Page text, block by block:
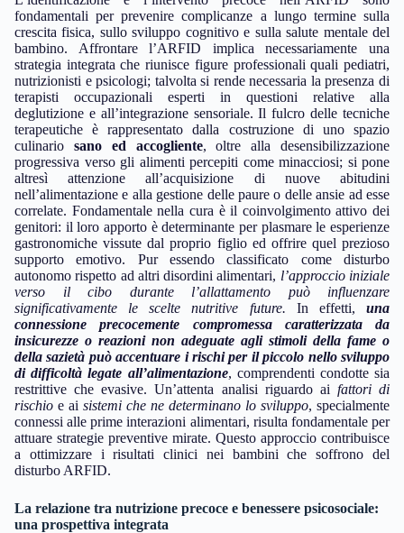
fondamentali per prevenire complicanze a lungo termine sulla
crescita fisica, sullo sviluppo cognitivo e sulla salute mentale del
bambino. Affrontare l’ARFID implica necessariamente una
strategia integrata che riunisce figure professionali quali pediatri,
nutrizionisti e psicologi; talvolta si rende necessaria la presenza di
terapisti occupazionali esperti in questioni relative alla
deglutizione e all’integrazione sensoriale. Il fulcro delle tecniche
terapeutiche è rappresentato dalla costruzione di uno spazio
culinario sano ed accogliente, oltre alla desensibilizzazione
progressiva verso gli alimenti percepiti come minacciosi; si pone
altresì attenzione all’acquisizione di nuove abitudini
nell’alimentazione e alla gestione delle paure o delle ansie ad esse
correlate. Fondamentale nella cura è il coinvolgimento attivo dei
genitori: il loro apporto è determinante per plasmare le esperienze
gastronomiche vissute dal proprio figlio ed offrire quel prezioso
supporto emotivo. Pur essendo classificato come disturbo
autonomo rispetto ad altri disordini alimentari, l’approccio iniziale
verso il cibo durante l’allattamento può influenzare
significativamente le scelte nutritive future. In effetti,una
connessione precocemente compromessa caratterizzata da
insicurezze o reazioni non adeguate agli stimoli della fame o
della sazietà può accentuare i rischi per il piccolo nello sviluppo
di difficoltà legate all’alimentazione, comprendenti condotte sia
restrittive che evasive. Un’attenta analisi riguardo ai fattori di
rischio e ai sistemi che ne determinano lo sviluppo, specialmente
connessi alle prime interazioni alimentari, risulta fondamentale per
attuare strategie preventive mirate. Questo approccio contribuisce
a ottimizzare i risultati clinici nei bambini che soffrono del
disturbo ARFID.
La relazione tra nutrizione precoce e benessere psicosociale:
una prospettiva integrata